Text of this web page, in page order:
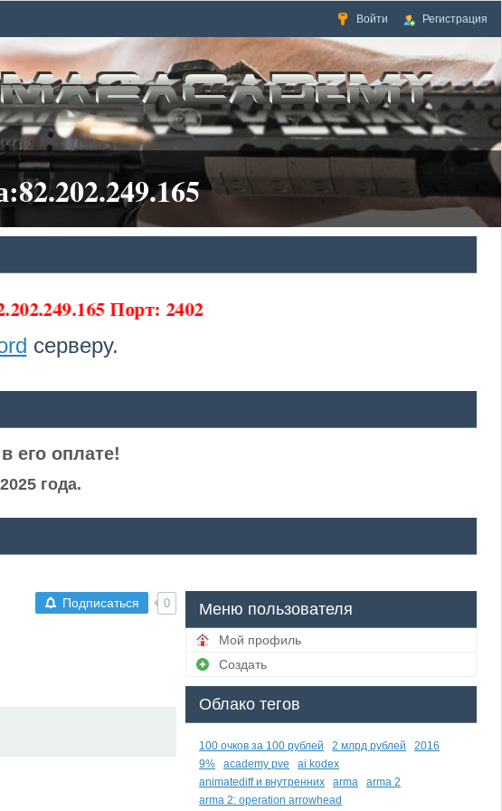
Войти Регистрация
Порт: 2402
серверу.
его оплате!
года.
Подписаться 0 Меню пользователя
Мой профиль
Создать
Облако тегов
100 очков за 100 рублей 2 млрд рублей
2016
9%
academy pve
ai kodex
animatediff и внутренних
arma
arma 2
arma 2: operation arrowhead